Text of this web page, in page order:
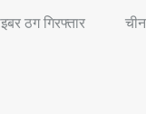
ठग गिरफ्तार